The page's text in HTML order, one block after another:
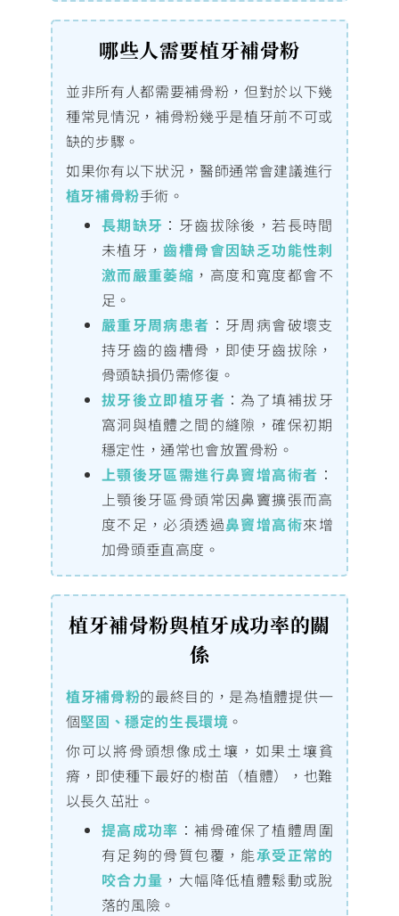
哪些人需要植牙補骨粉
並非所有人都需要補骨粉，但對於以下幾
種常見情況，補骨粉幾乎是植牙前不可或
缺的步驟。
如果你有以下狀況，醫師通常會建議進行
植牙補骨粉手術。
長期缺牙 ：牙齒拔除後，若長時間
未植牙，齒槽骨會因缺乏功能性刺
激而嚴重萎縮 ，高度和寬度都會不
足。
嚴重牙周病患者 ：牙周病會破壞支
持牙齒的齒槽骨，即使牙齒拔除，
骨頭缺損仍需修復。
拔牙後立即植牙者 ：為了填補拔牙
窩洞與植體之間的縫隙，確保初期
穩定性，通常也會放置骨粉。
上顎後牙區需進行鼻竇增高術者 ：
上顎後牙區骨頭常因鼻竇擴張而高
度不足，必須透過鼻竇增高術來增
加骨頭垂直高度。
植牙補骨粉與植牙成功率的關
係
植牙補骨粉的最終目的，是為植體提供一
個堅固、穩定的生長環境 。
你可以將骨頭想像成土壤，如果土壤貧
瘠，即使種下最好的樹苗（植體），也難
以長久茁壯。
提高成功率 ：補骨確保了植體周圍
有足夠的骨質包覆，能承受正常的
咬合力量 ，大幅降低植體鬆動或脫
落的風險。